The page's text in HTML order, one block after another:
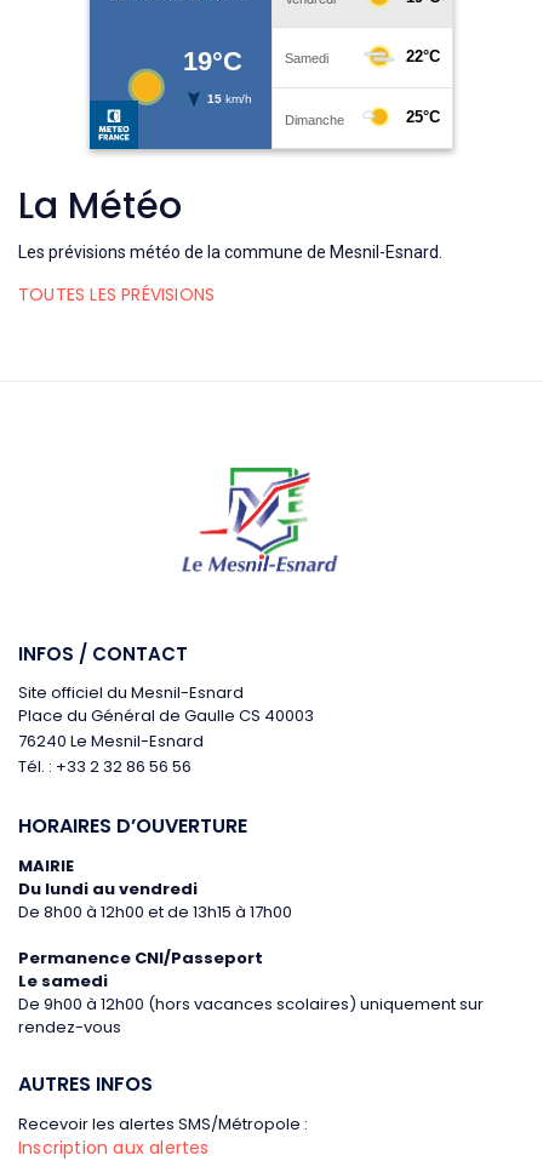
La Météo
Les prévisions météo de la commune de Mesnil-Esnard.
TOUTES LES PRÉVISIONS
INFOS / CONTACT
Site officiel du Mesnil-Esnard
Place du Général de Gaulle CS 40003
76240 Le Mesnil-Esnard
Tél. : +33 2 32 86 56 56
HORAIRES D’OUVERTURE
MAIRIE
Du lundi au vendredi
De 8h00 à 12h00 et de 13h15 à 17h00
Permanence CNI/Passeport
Le samedi
De 9h00 à 12h00 (hors vacances scolaires) uniquement sur
rendez-vous
AUTRES INFOS
Recevoir les alertes SMS/Métropole :
Inscription aux alertes